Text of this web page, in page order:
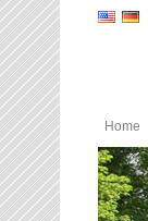
Home